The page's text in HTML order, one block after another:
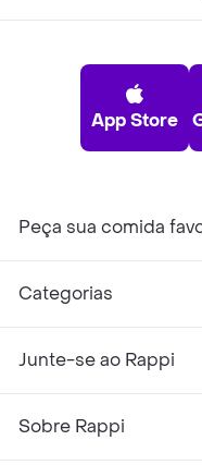
App Store
Peça sua comida
Categorias
Junte-se ao Rappi
Sobre Rappi